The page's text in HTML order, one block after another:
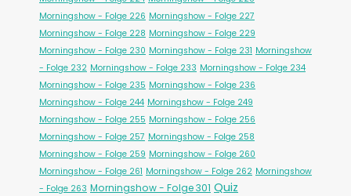
Morningshow - Folge 226 Morningshow - Folge 227
Morningshow - Folge 228 Morningshow - Folge 229
Morningshow - Folge 230 Morningshow - Folge 231 Morningshow
- Folge 232 Morningshow - Folge 233 Morningshow - Folge 234
Morningshow - Folge 235 Morningshow - Folge 236
Morningshow - Folge 244 Morningshow - Folge 249
Morningshow - Folge 255 Morningshow - Folge 256
Morningshow - Folge 257 Morningshow - Folge 258
Morningshow - Folge 259 Morningshow - Folge 260
Morningshow - Folge 261 Morningshow - Folge 262 Morningshow
- Folge 263 Morningshow - Folge 301 Quiz